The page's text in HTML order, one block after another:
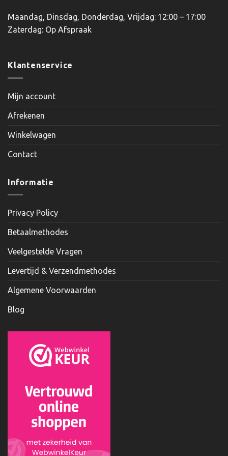
Maandag, Dinsdag, Donderdag, Vrijdag: 12:00 – 17:00
Zaterdag: Op Afspraak
Klantenservice
Mijn account
Afrekenen
Winkelwagen
Contact
Informatie
Privacy Policy
Betaalmethodes
Veelgestelde Vragen
Levertijd & Verzendmethodes
Algemene Voorwaarden
Blog